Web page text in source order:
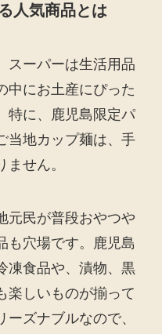
人気商品とは
スーパーは生活用品
中にお土産にぴった
特に、鹿児島限定パ
当地カップ麺は、手
せん。
元民が普段おやつや
も穴場です。鹿児島
凍食品や、漬物、黒
楽しいものが揃って
ズナブルなので、